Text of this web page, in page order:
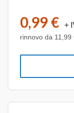
0,99 € +
rinnovo da 11,99